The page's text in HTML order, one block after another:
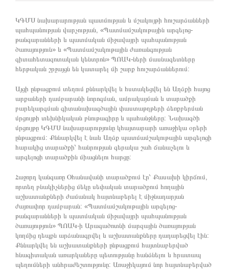
ԿԳՄՍ նախարարության պատմության և մշակույթի հուշարձանների
պահպանության վարչության, «Պատմամշակութային արգելոց-
թանգարանների և պատմական միջավայրի պահպանության
ծառայություն» և «Պատմամշակութային ժառանգության
գիտահետազոտական կենտրոն» ՊՈԱԿ-ների մասնագետները
հերթական շրջայցն են կատարել մի շարք հուշարձաններում:
Այցի ընթացքում տեղում քննարկվել և հստակեցվել են Աղձքի հայոց
արքաների դամբարանի նորոգման, ամրակայման և տարածքի
բարեկարգման գիտանախագծային փաստաթղթերի ձեռքբերման
մրցույթի տեխնիկական բնութագիրը և պահանջները: Նախագծի
մրցույթը ԿԳՄՍ նախարարությունը կհայտարարի առաջիկա օրերի
ընթացքում: Քննարկվել է նաև Աղձք պատմամշակութային արգելոցի
հարակից տարածքի՝ հանրության գերակա շահ ճանաչելու և
արգելոցի տարածքին միացնելու հարցը:
Հաջորդ կանգառը Օհանավանի տարածքում էր՝ Քասախի կիրճում,
որտեղ բնակիչներից մեկը սեփական տարածքում հողային
աշխատանքների ժամանակ հայտնաբերել է միջնադարյան
ժայռափոր դամբարան: «Պատմամշակութային արգելոց-
թանգարանների և պատմական միջավայրի պահպանության
ծառայություն» ՊՈԱԿ-ի Արագածոտնի մարզային ծառայության
կողմից դեպքն արձանագրվել և աշխատանքները դադարեցվել էին:
Քննարկվել են աշխատանքների ընթացքում հայտնաբերված
հնագիտական առարկաները պետությանը հանձնելու և հրատապ
պեղումների անհրաժեշտությունը: Առաջիկայում նոր հայտնաբերված